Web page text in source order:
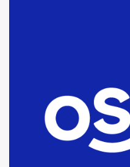
fueron
tarde del
T.Lauquen:
lo que fue